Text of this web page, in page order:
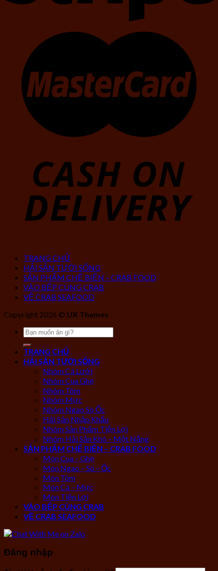
TRANG CHỦ
HẢI SẢN TƯƠI SỐNG
SẢN PHẨM CHẾ BIẾN – CRAB FOOD
VÀO BẾP CÙNG CRAB
VỀ CRAB SEAFOOD
Copyright 2026 © UX Themes
Tìm
kiếm:
TRANG CHỦ
HẢI SẢN TƯƠI SỐNG
Nhóm Cá Lưới
Nhóm Cua Ghẹ
Nhóm Tôm
Nhóm Mực
Nhóm Ngao Sò Ốc
Hải Sản Nhập Khẩu
Nhóm Sản Phẩm Tiện Lợi
Nhóm Hải Sản Khô – Một Nắng
SẢN PHẨM CHẾ BIẾN – CRAB FOOD
Món Cua – Ghẹ
Món Ngao – Sò – Ốc
Món Tôm
Món Cá – Mực
Món Tiện Lợi
VÀO BẾP CÙNG CRAB
VỀ CRAB SEAFOOD
Đăng nhập